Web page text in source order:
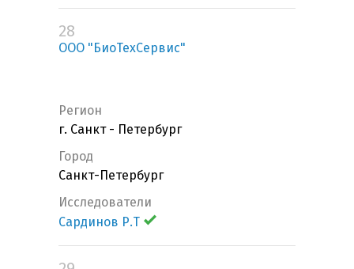
28
ООО "БиоТехСервис"
Регион
г. Санкт - Петербург
Город
Санкт-Петербург
Исследователи
Сардинов Р.Т